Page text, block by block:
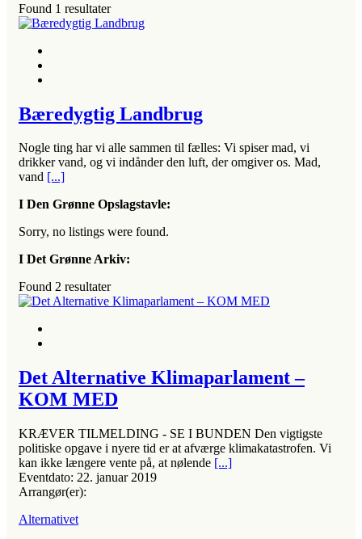
Found 1 resultater
Bæredygtig Landbrug
Nogle ting har vi alle sammen til fælles: Vi spiser mad, vi
drikker vand, og vi indånder den luft, der omgiver os. Mad,
vand [...]
I Den Grønne Opslagstavle:
Sorry, no listings were found.
I Det Grønne Arkiv:
Found 2 resultater
Det Alternative Klimaparlament –
KOM MED
KRÆVER TILMELDING - SE I BUNDEN Den vigtigste
politiske opgave i nyere tid er at afværge klimakatastrofen. Vi
kan ikke længere vente på, at nølende [...]
Eventdato: 22. januar 2019
Arrangør(er):
Alternativet